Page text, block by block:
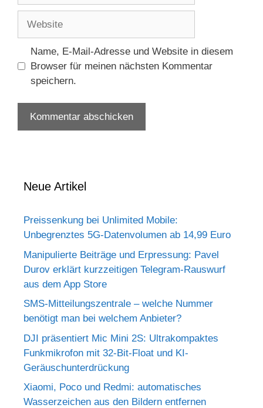
Adresse
Name, E-Mail-Adresse und Website in diesem
Browser für meinen nächsten Kommentar
speichern.
Neue Artikel
Preissenkung bei Unlimited Mobile:
Unbegrenztes 5G-Datenvolumen ab 14,99 Euro
Manipulierte Beiträge und Erpressung: Pavel
Durov erklärt kurzzeitigen Telegram-Rauswurf
aus dem App Store
SMS-Mitteilungszentrale – welche Nummer
benötigt man bei welchem Anbieter?
DJI präsentiert Mic Mini 2S: Ultrakompaktes
Funkmikrofon mit 32-Bit-Float und KI-
Geräuschunterdrückung
Xiaomi, Poco und Redmi: automatisches
Wasserzeichen aus den Bildern entfernen